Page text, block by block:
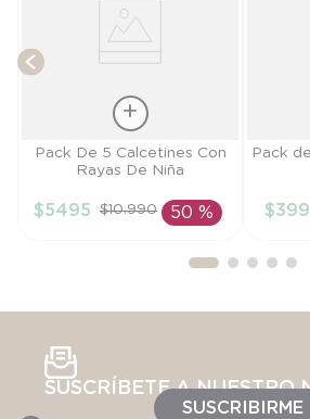
Talla
AÑADIR AL
Pack De 5 Calcetines Con
Rayas De Niña
$5495 $10.990 50 %
Talla
Pack
$
SUSCRÍBETE A NUESTRO
SUSCRIBIRME